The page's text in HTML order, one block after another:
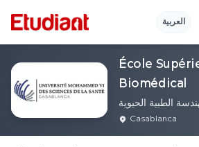
العربية
École
Biomédical
الطبية الحيوية
Casablanca